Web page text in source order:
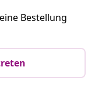
Bestellung